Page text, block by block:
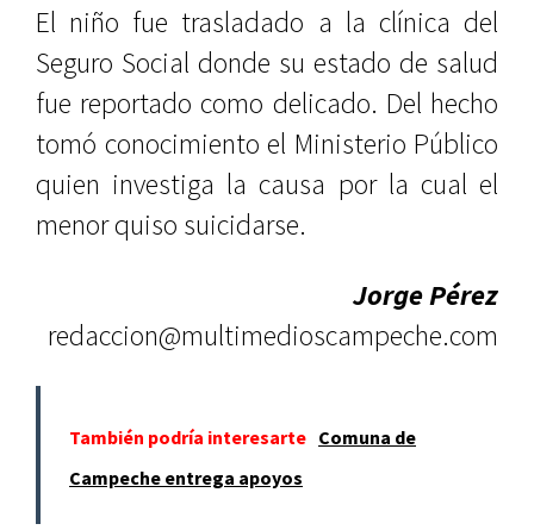
El niño fue trasladado a la clínica del
Seguro Social donde su estado de salud
fue reportado como delicado. Del hecho
tomó conocimiento el Ministerio Público
quien investiga la causa por la cual el
menor quiso suicidarse.
Jorge Pérez
redaccion@multimedioscampeche.com
También podría interesarte Comuna de
Campeche entrega apoyos